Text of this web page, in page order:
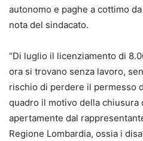
autonomo e paghe a cottimo
nota del sindacato.
“Di luglio il licenziamento di
ora si trovano senza lavoro,
rischio di perdere il permesso
quadro il motivo della chiusura
apertamente dal
Regione Lombardia, ossia i